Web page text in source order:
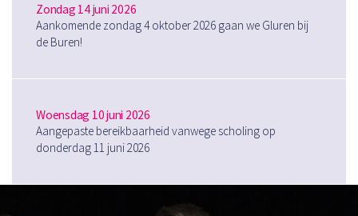
Zondag 14 juni 2026
Aankomende zondag 4 oktober 2026 gaan we Gluren bij
de Buren!
Woensdag 10 juni 2026
Aangepaste bereikbaarheid vanwege scholing op
donderdag 11 juni 2026